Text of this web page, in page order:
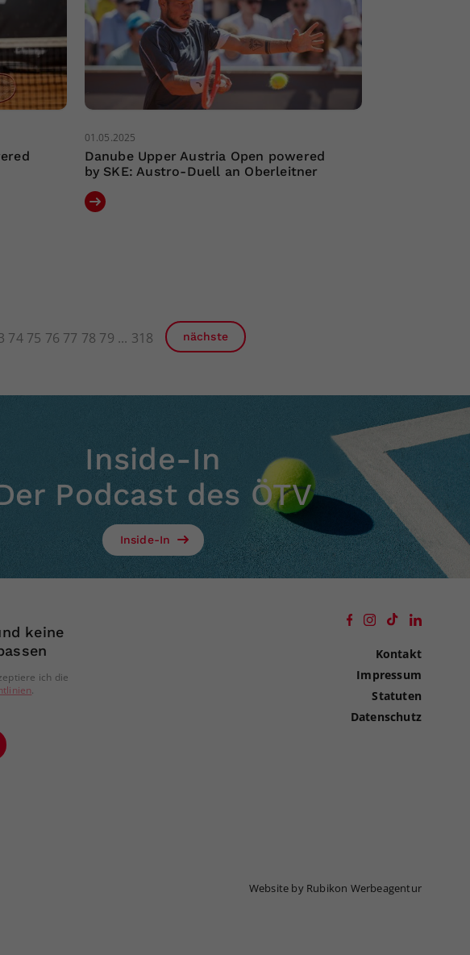
01.05.2025
Danube Upper Austria Open powered
by SKE: Austro-Duell an Oberleitner
74 75 76 77 78 79 318 nächste
Inside-In
Podcast des ÖTV
Inside-In
keine
ich die
.
Kontakt
Impressum
Statuten
Datenschutz
Website by Rubikon Werbeagentur